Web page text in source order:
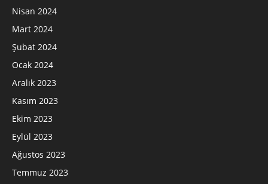
Nisan 2024
Mart 2024
Şubat 2024
Ocak 2024
Aralık 2023
Kasım 2023
Ekim 2023
Eylül 2023
Ağustos 2023
Temmuz 2023